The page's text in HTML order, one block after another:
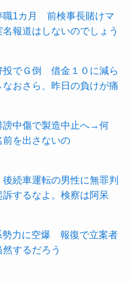
職1カ月 前検事長賭けマ
報道はしないのでしょう
でＧ倒 借金１０に減ら
おさら、昨日の負けが痛
謗中傷で製造中止へ→何
を出さないの
続車運転の男性に無罪判
するなよ。検察は阿呆
勢力に空爆 報復で立案者
するだろう